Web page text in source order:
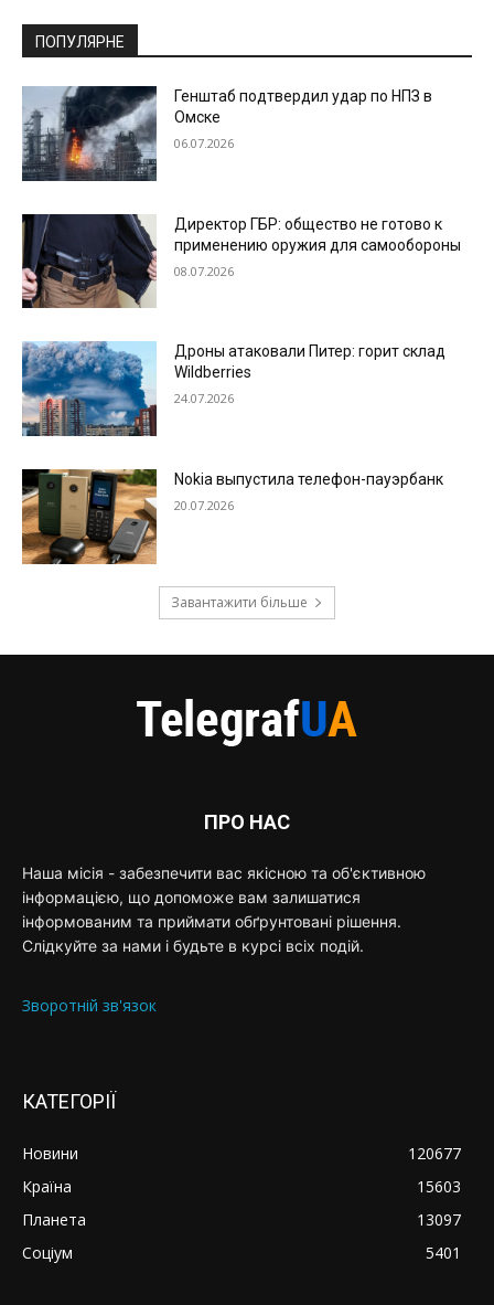
ПОПУЛЯРНЕ
Генштаб подтвердил удар по НПЗ в
Омске
06.07.2026
Директор ГБР: общество не готово к
применению оружия для самообороны
08.07.2026
Дроны атаковали Питер: горит склад
Wildberries
24.07.2026
Nokia выпустила телефон-пауэрбанк
20.07.2026
Завантажити більше
ПРО НАС
Наша місія - забезпечити вас якісною та об'єктивною
інформацією, що допоможе вам залишатися
інформованим та приймати обґрунтовані рішення.
Слідкуйте за нами і будьте в курсі всіх подій.
Зворотній зв'язок
КАТЕГОРІЇ
Новини
120677
Країна
15603
Планета
13097
Соціум
5401